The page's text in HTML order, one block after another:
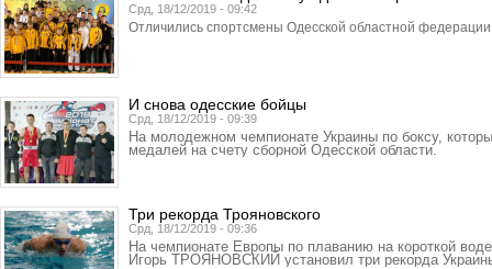
Срд, 18/12/2019 - 09:42
Отличились спортсмены Одесской областной федерации
И снова одесские бойцы
Срд, 18/12/2019 - 09:39
На молодежном чемпионате Украины по боксу,
медалей на счету сборной Одесской области.
Три рекорда Трояновского
Срд, 18/12/2019 - 09:36
На чемпионате Европы по плаванию на короткой
Игорь ТРОЯНОВСКИЙ установил три рекорда